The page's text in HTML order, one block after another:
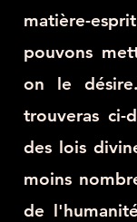
matière-
pouvons
on le
trouveras ci-
des lois
moins
de